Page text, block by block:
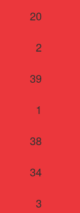
20
2
39
1
38
34
3